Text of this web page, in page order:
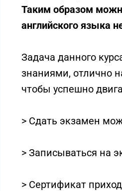
Таким образом
английского языка
Задача данного
знаниями, отлично
чтобы успешно
> Сдать экзамен
> Записываться на
> Сертификат